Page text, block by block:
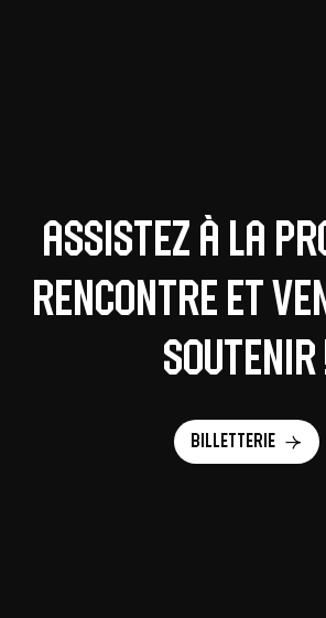
Assistez à la
rencontre et
soutenir
Billetterie